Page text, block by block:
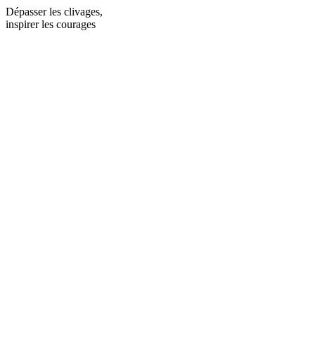
Dépasser les clivages,
inspirer les courages